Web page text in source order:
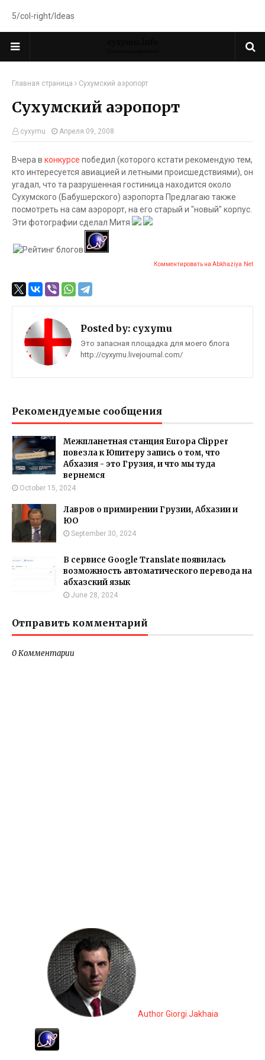
5/col-right/Ideas
Главная страница Сухумский аэропорт
Сухумский аэропорт
cyxymu Апреля 09, 2008
Вчера в конкурсе победил (которого кстати рекомендую тем,
кто интересуется авиацией и летными происшедствиями), он
угадал, что та разрушенная гостиница находится около
Сухумского (Бабушерского) аэропорта Предлагаю также
посмотреть на сам аэророрт, на его старый и "новый" корпус.
Эти фотографии сделал Митя
Комментировать на Abkhaziya.Net
Posted by: cyxymu
Это запасная площадка для моего блога
http://cyxymu.livejournal.com/
Рекомендуемые сообщения
Межпланетная станция Europa Clipper
повезла к Юпитеру запись о том, что
Абхазия - это Грузия, и что мы туда
вернемся
October 15, 2024
Лавров о примирении Грузии, Абхазии и
ЮО
September 30, 2024
В сервисе Google Translate появилась
возможность автоматического перевода на
абхазский язык
June 28, 2024
Отправить комментарий
0 Комментарии
Author Giorgi Jakhaia